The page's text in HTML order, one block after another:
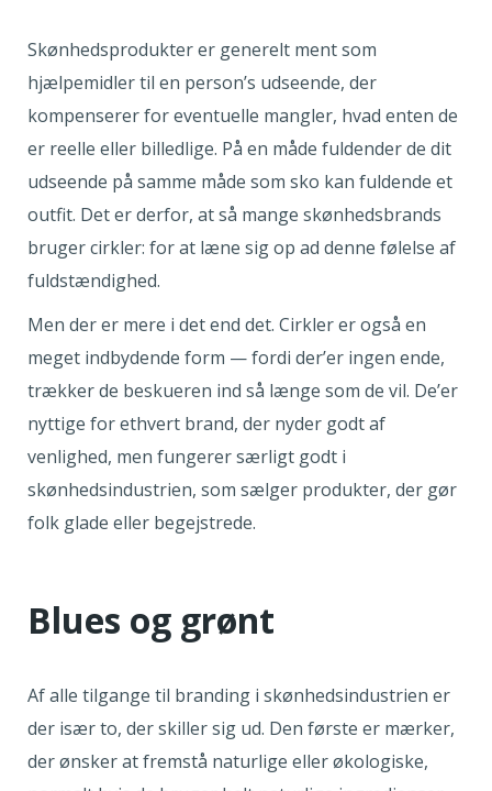
Skønhedsprodukter er generelt ment som
hjælpemidler til en person’s udseende, der
kompenserer for eventuelle mangler, hvad enten de
er reelle eller billedlige. På en måde fuldender de dit
udseende på samme måde som sko kan fuldende et
outfit. Det er derfor, at så mange skønhedsbrands
bruger cirkler: for at læne sig op ad denne følelse af
fuldstændighed.
Men der er mere i det end det. Cirkler er også en
meget indbydende form — fordi der’er ingen ende,
trækker de beskueren ind så længe som de vil. De’er
nyttige for ethvert brand, der nyder godt af
venlighed, men fungerer særligt godt i
skønhedsindustrien, som sælger produkter, der gør
folk glade eller begejstrede.
Blues og grønt
Af alle tilgange til branding i skønhedsindustrien er
der især to, der skiller sig ud. Den første er mærker,
der ønsker at fremstå naturlige eller økologiske,